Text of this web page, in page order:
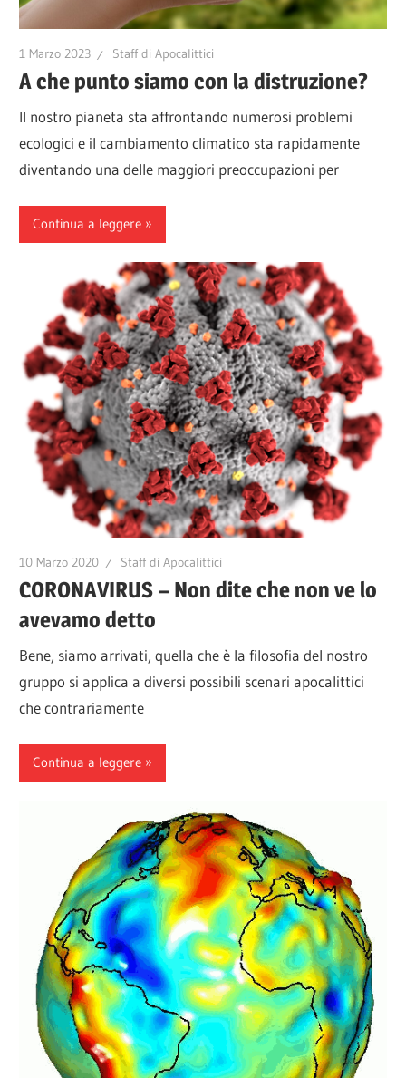
1 Marzo 2023 Staff di Apocalittici
A che punto siamo con la distruzione?
Il nostro pianeta sta affrontando numerosi problemi
ecologici e il cambiamento climatico sta rapidamente
diventando una delle maggiori preoccupazioni per
Continua a leggere
10 Marzo 2020 Staff di Apocalittici
CORONAVIRUS – Non dite che non ve lo
avevamo detto
Bene, siamo arrivati, quella che è la filosofia del nostro
gruppo si applica a diversi possibili scenari apocalittici
che contrariamente
Continua a leggere